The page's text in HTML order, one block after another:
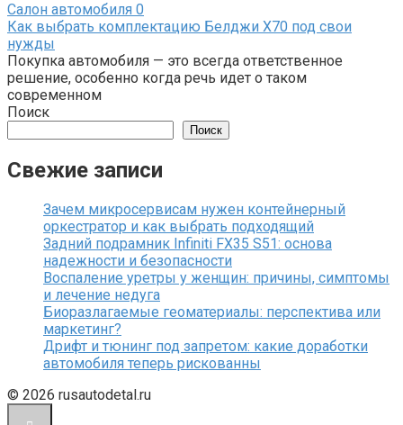
Салон автомобиля 0
Как выбрать комплектацию Белджи Х70 под свои
нужды
Покупка автомобиля — это всегда ответственное
решение, особенно когда речь идет о таком
современном
Поиск
Поиск
Свежие записи
Зачем микросервисам нужен контейнерный
оркестратор и как выбрать подходящий
Задний подрамник Infiniti FX35 S51: основа
надежности и безопасности
Воспаление уретры у женщин: причины, симптомы
и лечение недуга
Биоразлагаемые геоматериалы: перспектива или
маркетинг?
Дрифт и тюнинг под запретом: какие доработки
автомобиля теперь рискованны
© 2026 rusautodetal.ru